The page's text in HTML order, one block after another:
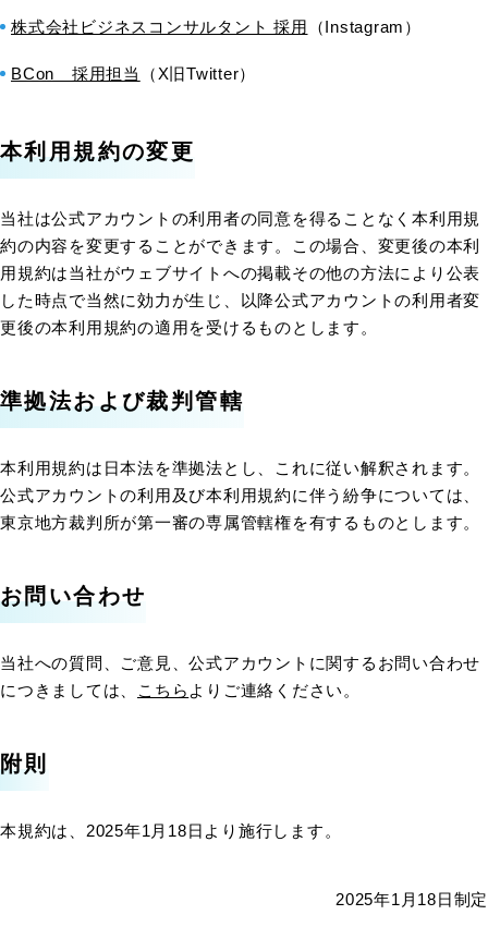
株式会社ビジネスコンサルタント 採用 （Instagram）
BCon＿採用担当 （X旧Twitter）
本利用規約の変更
当社は公式アカウントの利用者の同意を得ることなく本利用規
約の内容を変更することができます。この場合、変更後の本利
用規約は当社がウェブサイトへの掲載その他の方法により公表
した時点で当然に効力が生じ、以降公式アカウントの利用者変
更後の本利用規約の適用を受けるものとします。
準拠法および裁判管轄
本利用規約は日本法を準拠法とし、これに従い解釈されます。
公式アカウントの利用及び本利用規約に伴う紛争については、
東京地方裁判所が第一審の専属管轄権を有するものとします。
お問い合わせ
当社への質問、ご意見、公式アカウントに関するお問い合わせ
につきましては、
こちら よりご連絡ください。
附則
本規約は、2025年1月18日より施行します。
2025年1月18日制定